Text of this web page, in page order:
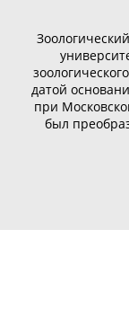
зоологического
датой
при
был